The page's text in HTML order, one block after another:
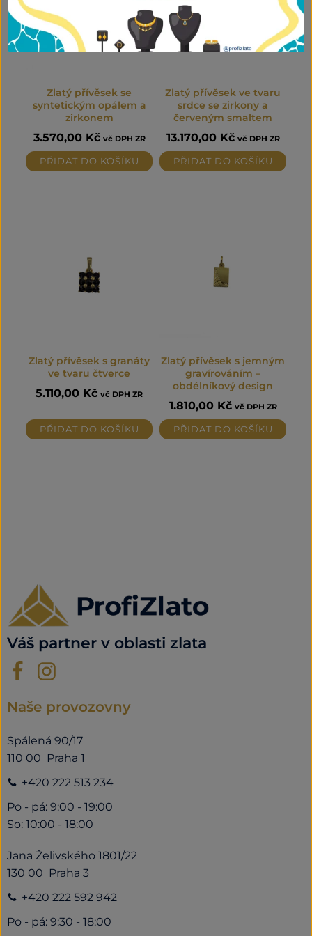
Zlatý přívěsek se
syntetickým opálem a
zirkonem
3.570,00 Kč vč DPH ZR
PŘIDAT DO KOŠÍKU
Zlatý přívěsek ve tvaru
srdce se zirkony a
červeným smaltem
13.170,00 Kč vč DPH ZR
PŘIDAT DO KOŠÍKU
Zlatý přívěsek s granáty
ve tvaru čtverce
5.110,00 Kč vč DPH ZR
PŘIDAT DO KOŠÍKU
Zlatý přívěsek s jemným
gravírováním –
obdélníkový design
1.810,00 Kč vč DPH ZR
PŘIDAT DO KOŠÍKU
Váš partner v oblasti zlata
Naše provozovny
Spálená 90/17
110 00 Praha 1
+420 222 513 234
Po - pá: 9:00 - 19:00
So: 10:00 - 18:00
Jana Želivského 1801/22
130 00 Praha 3
+420 222 592 942
Po - pá: 9:30 - 18:00